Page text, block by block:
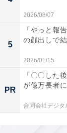
2026/08/07
5
「やっと報
の顔出しで
2026/01/15
PR
「〇〇した
が億万長者に
合同会社デジタ